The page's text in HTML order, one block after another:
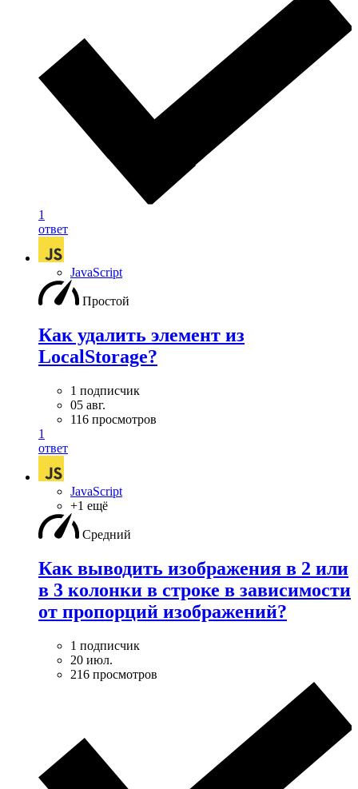
1
ответ
JavaScript
Простой
Как удалить элемент из
LocalStorage?
1 подписчик
05 авг.
116 просмотров
1
ответ
JavaScript
+1 ещё
Средний
Как выводить изображения в 2 или
в 3 колонки в строке в зависимости
от пропорций изображений?
1 подписчик
20 июл.
216 просмотров